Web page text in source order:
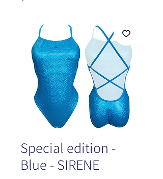
Special edition -
Blue - SIRENE